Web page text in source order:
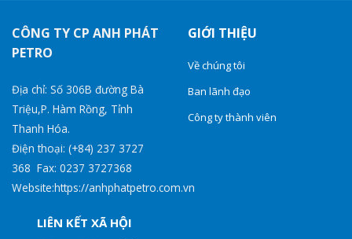
CÔNG TY CP ANH PHÁT
PETRO
Địa chỉ: Số 306B đường Bà
Triệu,P. Hàm Rồng, Tỉnh
Thanh Hóa.
Điện thoại: (+84) 237 3727
368 Fax: 0237 3727368
Website:https://anhphatpetro.com.vn
LIÊN KẾT XÃ HỘI
GIỚI THIỆU
Về chúng tôi
Ban lãnh đạo
Công ty thành viên